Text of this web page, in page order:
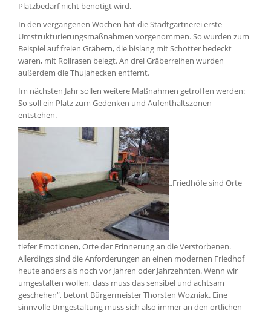
Platzbedarf nicht benötigt wird.
In den vergangenen Wochen hat die Stadtgärtnerei erste
Umstrukturierungsmaßnahmen vorgenommen. So wurden zum
Beispiel auf freien Gräbern, die bislang mit Schotter bedeckt
waren, mit Rollrasen belegt. An drei Gräberreihen wurden
außerdem die Thujahecken entfernt.
Im nächsten Jahr sollen weitere Maßnahmen getroffen werden:
So soll ein Platz zum Gedenken und Aufenthaltszonen
entstehen.
„Friedhöfe sind Orte
tiefer Emotionen, Orte der Erinnerung an die Verstorbenen.
Allerdings sind die Anforderungen an einen modernen Friedhof
heute anders als noch vor Jahren oder Jahrzehnten. Wenn wir
umgestalten wollen, dass muss das sensibel und achtsam
geschehen“, betont Bürgermeister Thorsten Wozniak. Eine
sinnvolle Umgestaltung muss sich also immer an den örtlichen